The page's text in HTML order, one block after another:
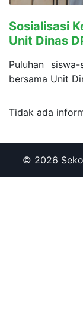
Sosialisasi
Unit Dinas
Puluhan
bersama Unit
Tidak ada
© 2026